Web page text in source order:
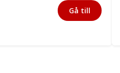
Gå till